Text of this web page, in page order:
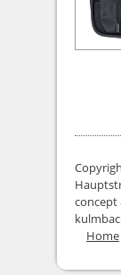
concept
Home